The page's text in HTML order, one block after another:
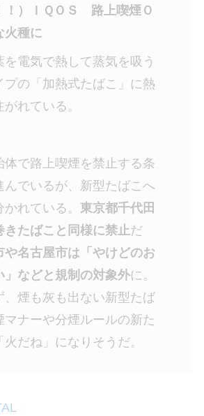
！）ＩＱＯＳ 路上喫煙Ｏ
火種に
を電気で熱して蒸気を吸う
プの「加熱式たばこ」に熱
れている。
体で路上喫煙を禁止する条
んでいるが、新型たばこへ
れている。 東京都千代田
きたばこと同様に禁止だ
や名古屋市は「やけどのお
」などと規制の対象外に。
、煙も灰も出ない新型たば
マナーや分煙ルールの新た
だね」になりそうだ。